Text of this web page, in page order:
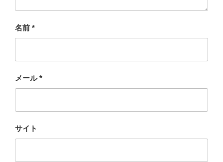
名前 *
メール*
サイト